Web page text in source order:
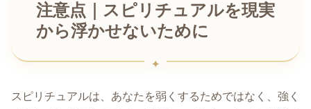
注意点｜スピリチュアルを現実
から浮かせないために
スピリチュアルは、あなたを弱くするためではなく、強く